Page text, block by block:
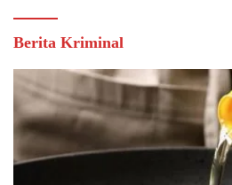
Berita Kriminal